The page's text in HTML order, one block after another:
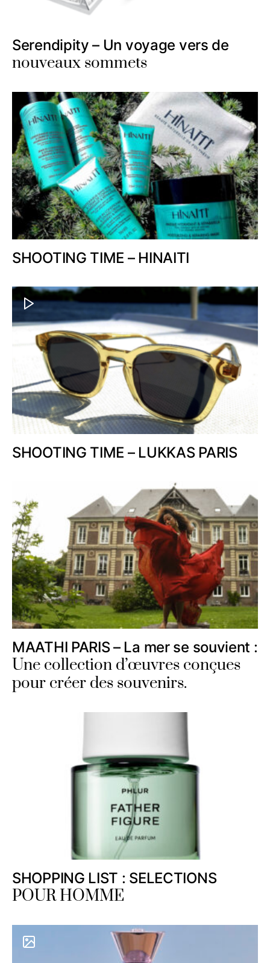
Serendipity – Un voyage vers de
nouveaux sommets
SHOOTING TIME – HINAITI
SHOOTING TIME – LUKKAS PARIS
MAATHI PARIS – La mer se souvient :
Une collection d’œuvres conçues
pour créer des souvenirs.
SHOPPING LIST : SELECTIONS
POUR HOMME